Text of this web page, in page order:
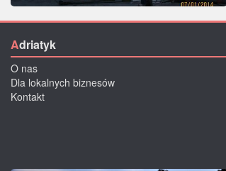
Adriatyk
O nas
Dla lokalnych biznesów
Kontakt